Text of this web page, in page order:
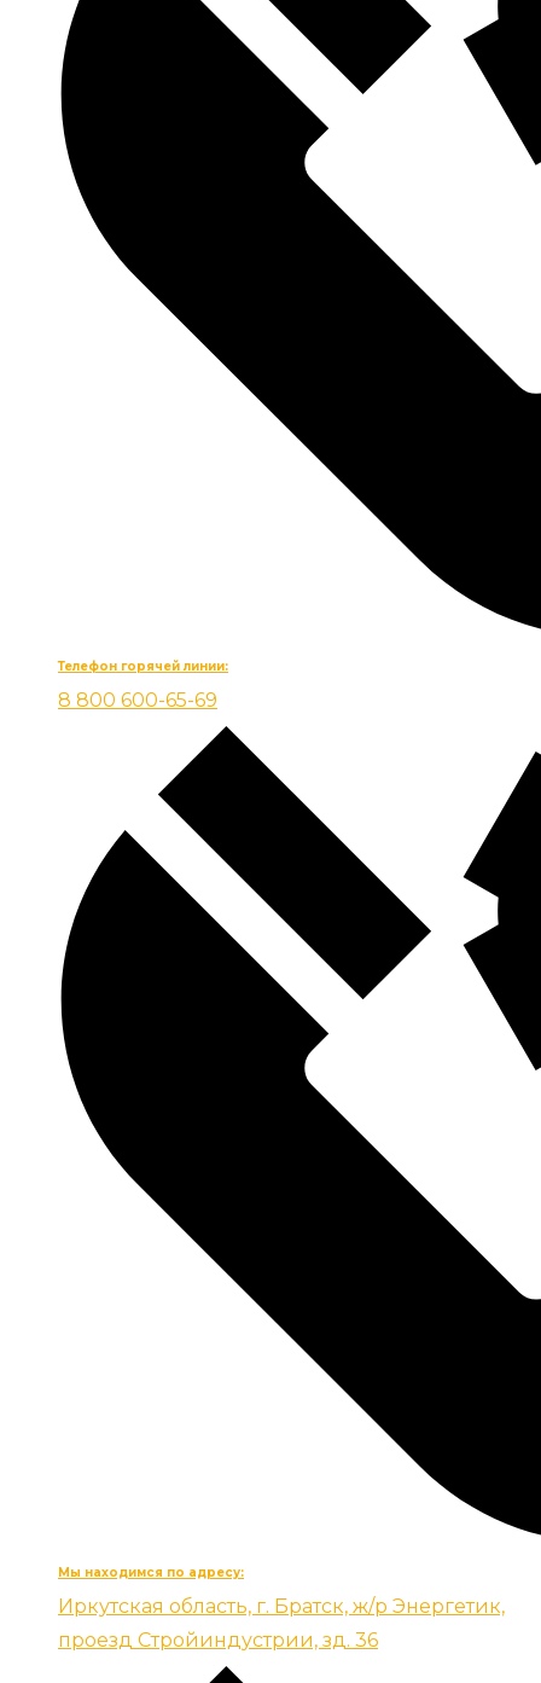
Телефон горячей линии:
8 800 600-65-69
Мы находимся по адресу:
Иркутская область, г. Братск, ж/р Энергетик,
проезд Стройиндустрии, зд. 36